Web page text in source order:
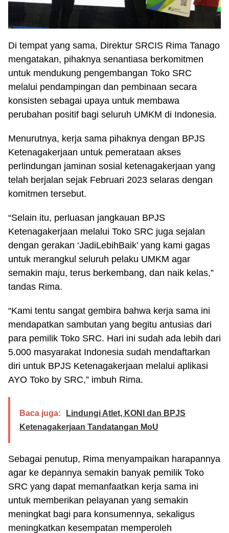
Di tempat yang sama, Direktur SRCIS Rima Tanago
mengatakan, pihaknya senantiasa berkomitmen
untuk mendukung pengembangan Toko SRC
melalui pendampingan dan pembinaan secara
konsisten sebagai upaya untuk membawa
perubahan positif bagi seluruh UMKM di Indonesia.
Menurutnya, kerja sama pihaknya dengan BPJS
Ketenagakerjaan untuk pemerataan akses
perlindungan jaminan sosial ketenagakerjaan yang
telah berjalan sejak Februari 2023 selaras dengan
komitmen tersebut.
“Selain itu, perluasan jangkauan BPJS
Ketenagakerjaan melalui Toko SRC juga sejalan
dengan gerakan ‘JadiLebihBaik’ yang kami gagas
untuk merangkul seluruh pelaku UMKM agar
semakin maju, terus berkembang, dan naik kelas,”
tandas Rima.
“Kami tentu sangat gembira bahwa kerja sama ini
mendapatkan sambutan yang begitu antusias dari
para pemilik Toko SRC. Hari ini sudah ada lebih dari
5.000 masyarakat Indonesia sudah mendaftarkan
diri untuk BPJS Ketenagakerjaan melalui aplikasi
AYO Toko by SRC,” imbuh Rima.
Baca juga:
Lindungi Atlet, KONI dan BPJS
Ketenagakerjaan Tandatangan MoU
Sebagai penutup, Rima menyampaikan harapannya
agar ke depannya semakin banyak pemilik Toko
SRC yang dapat memanfaatkan kerja sama ini
untuk memberikan pelayanan yang semakin
meningkat bagi para konsumennya, sekaligus
meningkatkan kesempatan memperoleh